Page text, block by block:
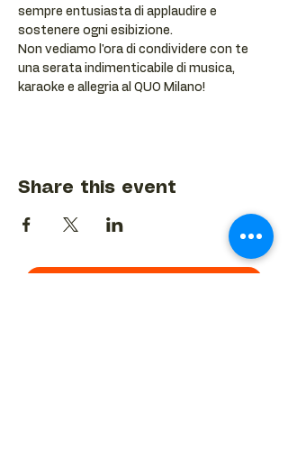
sempre entusiasta di applaudire e
sostenere ogni esibizione.
Non vediamo l'ora di condividere con te
una serata indimenticabile di musica,
karaoke e allegria al QUO Milano!
Share this event